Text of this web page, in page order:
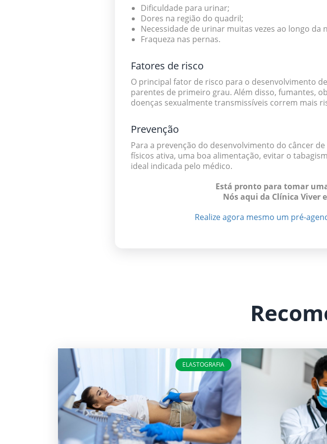
Dificuldade para urinar;
Dores na região do quadril;
Necessidade de urinar muitas vezes ao longo da
Fraqueza nas pernas.
Fatores de risco
O principal fator de risco para o desenvolvimento
parentes de primeiro grau. Além disso, fumantes,
doenças sexualmente transmissíveis correm mais
Prevenção
Para a prevenção do desenvolvimento do câncer
físicos ativa, uma boa alimentação, evitar o
ideal indicada pelo médico.
Está pronto para tomar
Nós aqui da Clínica Viver
Realize agora mesmo um pré-
ELASTOGRAFIA